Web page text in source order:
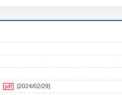
[2024/02/29]